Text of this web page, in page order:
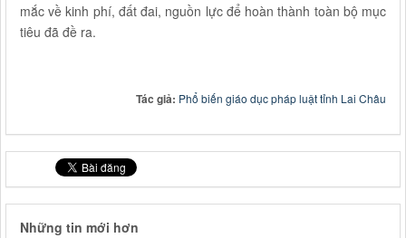
mắc về kinh phí, đất đai, nguồn lực để hoàn thành toàn bộ mục
tiêu đã đề ra.
Tác giả: Phổ biến giáo dục pháp luật tỉnh Lai Châu
Những tin mới hơn